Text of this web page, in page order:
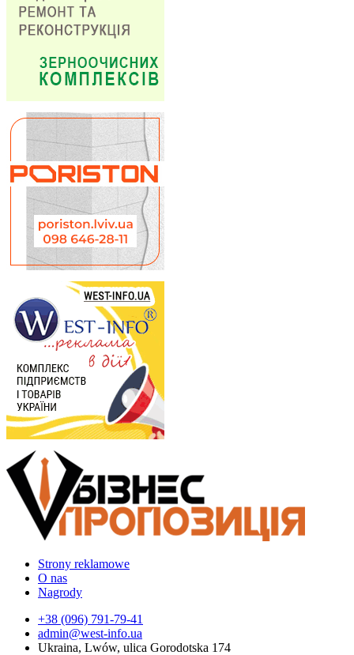
Strony reklamowe
O nas
Nagrody
+38 (096) 791-79-41
admin@west-info.ua
Ukraina, Lwów, ulica Gorodotska 174